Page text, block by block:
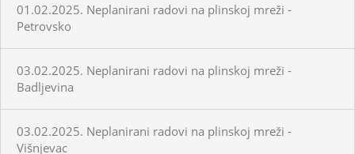
01.02.2025. Neplanirani radovi na plinskoj mreži -
Petrovsko
03.02.2025. Neplanirani radovi na plinskoj mreži -
Badljevina
03.02.2025. Neplanirani radovi na plinskoj mreži -
Višnjevac